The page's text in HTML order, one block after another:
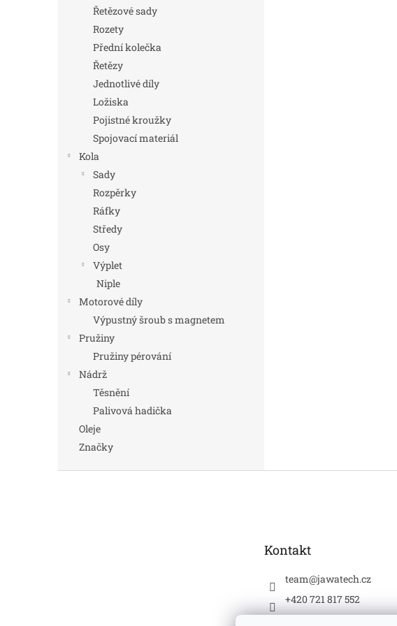
Řetězové sady
Rozety
Přední kolečka
Řetězy
Jednotlivé díly
Ložiska
Pojistné kroužky
Spojovací materiál
Kola
Sady
Rozpěrky
Ráfky
Středy
Osy
Výplet
Niple
Motorové díly
Výpustný šroub s magnetem
Pružiny
Pružiny pérování
Nádrž
Těsnění
Palivová hadička
Oleje
Značky
Kontakt
team@jawatech.cz
+420 721 817 552
jawatech